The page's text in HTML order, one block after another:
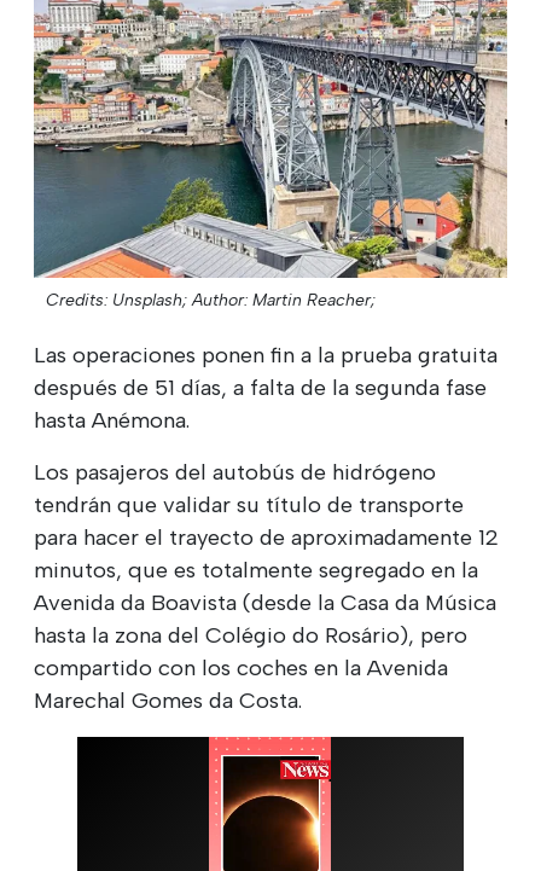
Credits: Unsplash; Author: Martin Reacher;
Las operaciones ponen fin a la prueba gratuita
después de 51 días, a falta de la segunda fase
hasta Anémona.
Los pasajeros del autobús de hidrógeno
tendrán que validar su título de transporte
para hacer el trayecto de aproximadamente 12
minutos, que es totalmente segregado en la
Avenida da Boavista (desde la Casa da Música
hasta la zona del Colégio do Rosário), pero
compartido con los coches en la Avenida
Marechal Gomes da Costa.